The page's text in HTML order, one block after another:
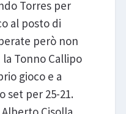
Torres per
al posto di
però non
Tonno Callipo
gioco e a
set per 25-21.